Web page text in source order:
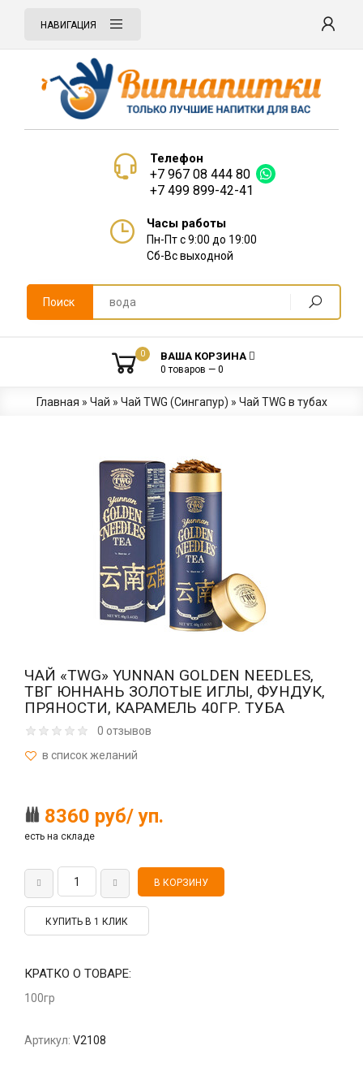
НАВИГАЦИЯ
Телефон
+7 967 08 444 80
+7 499 899-42-41
Часы работы
Пн-Пт с 9:00 до 19:00
Сб-Вс выходной
Поиск
0 ВАША КОРЗИНА
0 товаров — 0
Главная » Чай » Чай TWG (Сингапур) » Чай TWG в тубах
ЧАЙ «TWG» YUNNAN GOLDEN NEEDLES,
ТВГ ЮННАНЬ ЗОЛОТЫЕ ИГЛЫ, ФУНДУК,
ПРЯНОСТИ, КАРАМЕЛЬ 40ГР. ТУБА
0 отзывов
8360 руб/ уп.
есть на складе
КУПИТЬ В 1 КЛИК
КРАТКО О ТОВАРЕ:
100гр
Артикул: V2108